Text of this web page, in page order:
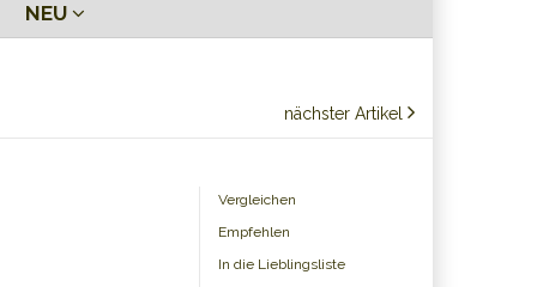
NEU
nächster Artikel
Vergleichen
Empfehlen
In die Lieblingsliste